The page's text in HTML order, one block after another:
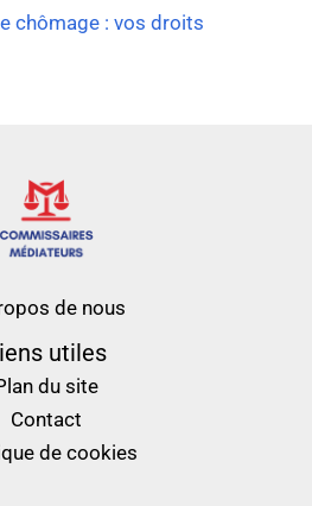
chômage : vos droits
de nous
utiles
du site
Contact
de cookies